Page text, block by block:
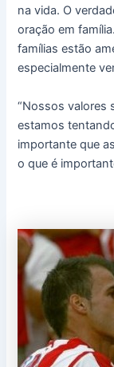
na vida. O
oração em
famílias estão
especialmente
“Nossos valores
estamos
importante que
o que é